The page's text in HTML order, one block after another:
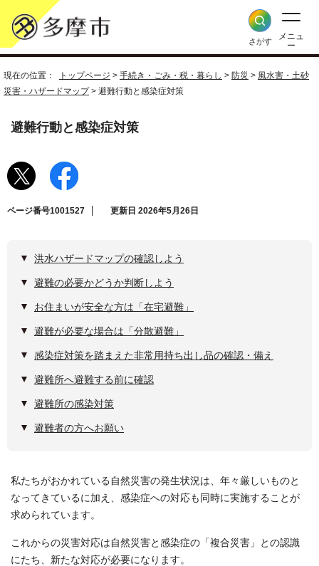
さがす
メニュ
ー
現在の位置： トップページ > 手続き・ごみ・税・暮らし > 防災 > 風水害・土砂
災害・ハザードマップ> 避難行動と感染症対策
避難行動と感染症対策
ページ番号1001527 更新日 2026年5月26日
洪水ハザードマップの確認しよう
避難の必要かどうか判断しよう
お住まいが安全な方は「在宅避難」
避難が必要な場合は「分散避難」
感染症対策を踏まえた非常用持ち出し品の確認・備え
避難所へ避難する前に確認
避難所の感染対策
避難者の方へお願い
私たちがおかれている自然災害の発生状況は、年々厳しいものと
なってきているに加え、感染症への対応も同時に実施することが
求められています。
これからの災害対応は自然災害と感染症の「複合災害」との認識
にたち、新たな対応が必要になります。